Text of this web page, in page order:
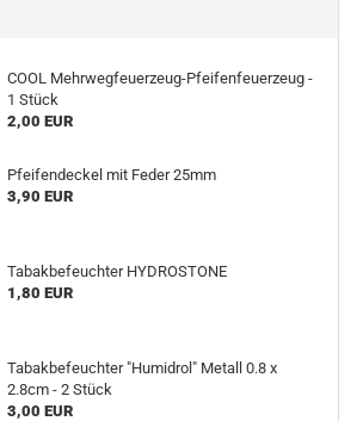
COOL Mehrwegfeuerzeug-Pfeifenfeuerzeug -
1 Stück
2,00 EUR
Pfeifendeckel mit Feder 25mm
3,90 EUR
Tabakbefeuchter HYDROSTONE
1,80 EUR
Tabakbefeuchter "Humidrol" Metall 0.8 x
2.8cm - 2 Stück
3,00 EUR